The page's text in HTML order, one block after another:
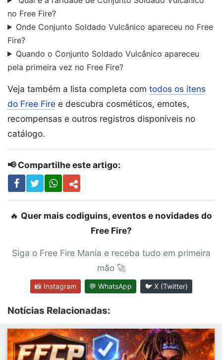
no Free Fire?
Onde Conjunto Soldado Vulcânico apareceu no Free
Fire?
Quando o Conjunto Soldado Vulcânico apareceu
pela primeira vez no Free Fire?
Veja também a lista completa com todos os itens
do Free Fire e descubra cosméticos, emotes,
recompensas e outros registros disponíveis no
catálogo.
📢 Compartilhe este artigo:
🔥 Quer mais codiguins, eventos e novidades do
Free Fire?
Siga o Free Fire Mania e receba tudo em primeira
mão 🚀
📸 Instagram 💬 WhatsApp 🐦 X (Twitter)
Notícias Relacionadas: